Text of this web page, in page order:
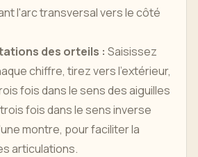
l'arc transversal vers le côté
des orteils : Saisissez
chiffre, tirez vers l'extérieur,
fois dans le sens des aiguilles
fois dans le sens inverse
montre, pour faciliter la
articulations.